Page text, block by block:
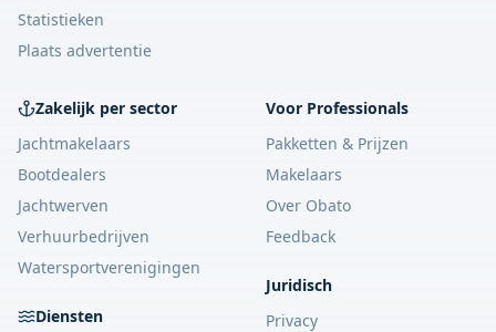
Statistieken
Plaats advertentie
Zakelijk per sector
Jachtmakelaars
Bootdealers
Jachtwerven
Verhuurbedrijven
Watersportverenigingen
Diensten
Voor Professionals
Pakketten & Prijzen
Makelaars
Over Obato
Feedback
Juridisch
Privacy